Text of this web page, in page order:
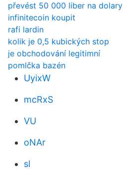
převést 50 000 liber na dolary
infinitecoin koupit
rafi lardin
kolik je 0,5 kubických stop
je obchodování legitimní
pomlčka bazén
UyixW
mcRxS
VU
oNAr
sl